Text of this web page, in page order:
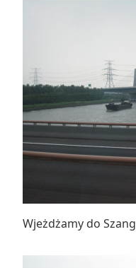
Wjeżdżamy do